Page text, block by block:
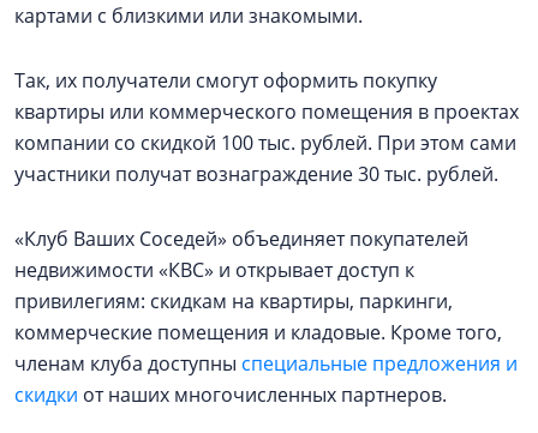
картами с близкими или знакомыми.
Так, их получатели смогут оформить покупку
квартиры или коммерческого помещения в проектах
компании со скидкой 100 тыс. рублей. При этом сами
участники получат вознаграждение 30 тыс. рублей.
«Клуб Ваших Соседей» объединяет покупателей
недвижимости «КВС» и открывает доступ к
привилегиям: скидкам на квартиры, паркинги,
коммерческие помещения и кладовые. Кроме того,
членам клуба доступны специальные предложения и
скидки от наших многочисленных партнеров.